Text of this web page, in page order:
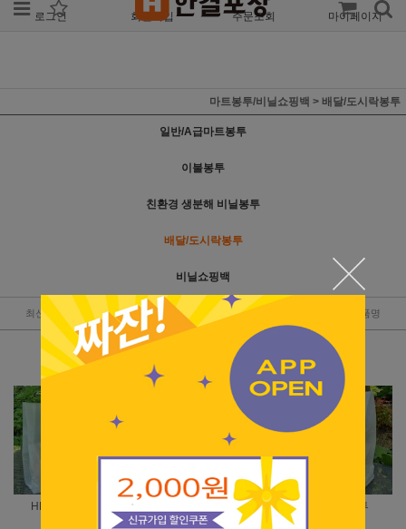
로그인 회원가입 주문조회 마이페이지
마트봉투/비닐쇼핑백 > 배달/도시락봉투
일반/A급마트봉투
이불봉투
친환경 생분해 비닐봉투
배달/도시락봉투
비닐쇼핑백
최신순 낮은가격 높은가격 상품명
HD M자 쇼핑백
PE M자 쇼핑백
HD 배달봉투